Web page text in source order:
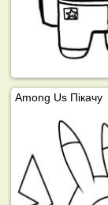
Among Us Пікачу